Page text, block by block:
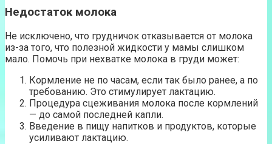
Недостаток молока
Не исключено, что грудничок отказывается от молока
из-за того, что полезной жидкости у мамы слишком
мало. Помочь при нехватке молока в груди может:
Кормление не по часам, если так было ранее, а по
требованию. Это стимулирует лактацию.
Процедура сцеживания молока после кормлений
— до самой последней капли.
Введение в пищу напитков и продуктов, которые
усиливают лактацию.